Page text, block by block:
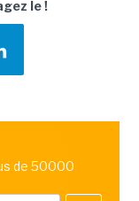
le !
de 50000